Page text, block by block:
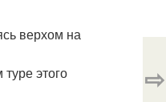
верхом на
этого
⇨